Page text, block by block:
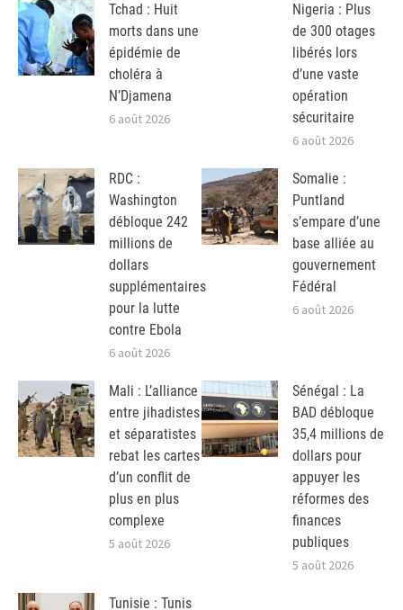
Tchad : Huit
morts dans une
épidémie de
choléra à
N’Djamena
6 août 2026
Nigeria : Plus
de 300 otages
libérés lors
d’une vaste
opération
sécuritaire
6 août 2026
RDC :
Washington
débloque 242
millions de
dollars
supplémentaires
pour la lutte
contre Ebola
6 août 2026
Somalie :
Puntland
s’empare d’une
base alliée au
gouvernement
Fédéral
6 août 2026
Mali : L’alliance
entre jihadistes
et séparatistes
rebat les cartes
d’un conflit de
plus en plus
complexe
5 août 2026
Sénégal : La
BAD débloque
35,4 millions de
dollars pour
appuyer les
réformes des
finances
publiques
5 août 2026
Tunisie : Tunis